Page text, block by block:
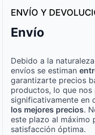
ENVÍO Y
Envío
Debido a la
envíos se estiman
garantizarte precios
productos, lo que
significativamente en
los mejores precios.
este plazo al máximo
satisfacción óptima.